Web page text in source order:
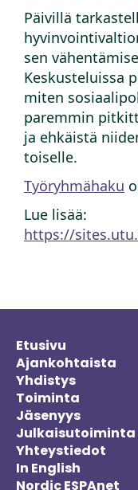
Päivillä
sen
Keskusteluissa
miten
paremmin
ja ehkäistä
toiselle.
Työryhmähaku
Lue lisää:
https://
Etusivu
Ajankohtaista
Yhdistys
Toiminta
Jäsenyys
Julkaisutoiminta
Yhteystiedot
In English
Nordic ESPAnet